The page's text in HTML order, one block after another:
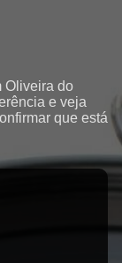
Oliveira do
e veja
que está